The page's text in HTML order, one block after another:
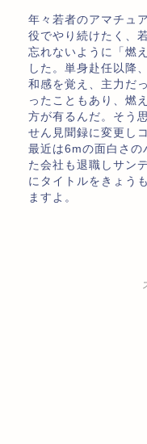
年々若者のアマチュ
役でやり続けたく、
忘れないように「燃
した。単身赴任以降
和感を覚え、主力だ
ったこともあり、燃
方が有るんだ。そう
せん見聞録に変更し
最近は6mの面白さの
た会社も退職しサン
にタイトルをきょう
ますよ。